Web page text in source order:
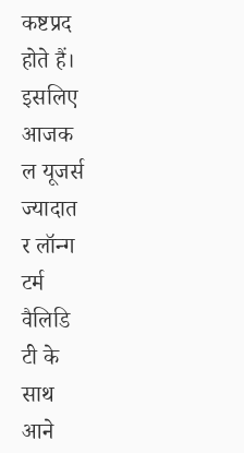
कष्टप्रद
होते हैं।
इसलिए
आजक
ल यूजर्स
ज्यादात
र लॉन्ग
टर्म
वैलिडि
टी के
साथ
आने